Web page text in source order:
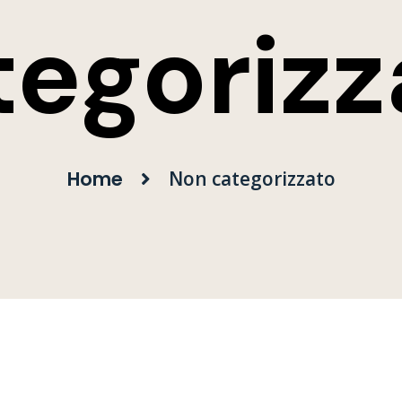
Home Non categorizzato